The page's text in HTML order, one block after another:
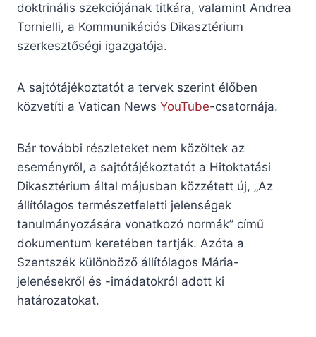
doktrinális szekciójának titkára, valamint Andrea
Tornielli, a Kommunikációs Dikasztérium
szerkesztőségi igazgatója.
A sajtótájékoztatót a tervek szerint élőben
közvetíti a Vatican News YouTube-csatornája.
Bár további részleteket nem közöltek az
eseményről, a sajtótájékoztatót a Hitoktatási
Dikasztérium által májusban közzétett új, „Az
állítólagos természetfeletti jelenségek
tanulmányozására vonatkozó normák” című
dokumentum keretében tartják. Azóta a
Szentszék különböző állítólagos Mária-
jelenésekről és -imádatokról adott ki
határozatokat.